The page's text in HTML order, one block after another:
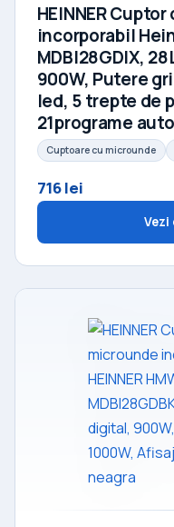
HEINNER
incorporabil
MDBI28GDIX,
900W, Putere
led, 5 trepte de
21programe
Cuptoare cu microunde
716 lei